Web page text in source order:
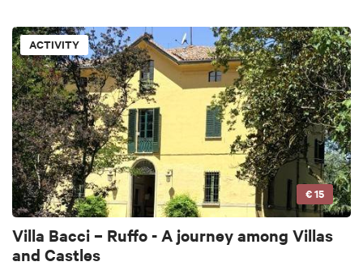
ACTIVITY
€ 15
Villa Bacci – Ruffo - A journey among Villas
and Castles